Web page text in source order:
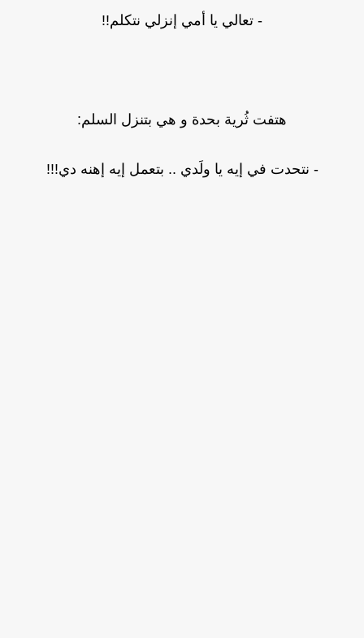
- تعالي يا أمي إنزلي نتكلم!!
هتفت ثُرية بحدة و هي بتنزل السلم:
- نتحدت في إيه يا ولَدي .. بتعمل إيه إهنه دي!!!